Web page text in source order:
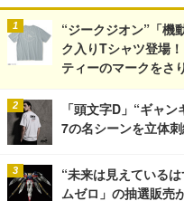
“ジークジオン”「機
ク入りTシャツ登場
ティーのマークをさ
「頭文字D」“ギャ
7の名シーンを立体
“未来は見えている
ムゼロ」の抽選販